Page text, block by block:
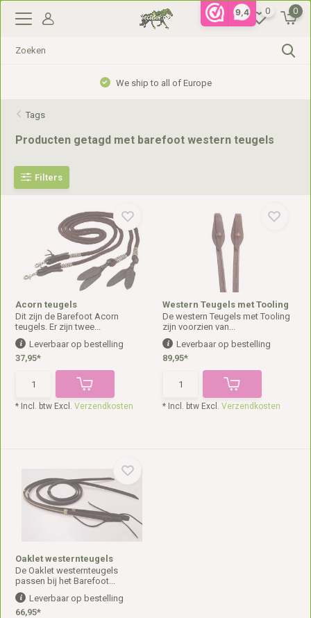
9,4 0 0
We ship to all of Europe
Tags
Producten getagd met barefoot western teugels
Filters
Acorn teugels
Dit zijn de Barefoot Acorn
teugels. Er zijn twee...
Leverbaar op bestelling
37,95*
* Incl. btw Excl.Verzendkosten
Western Teugels met Tooling
De western Teugels met Tooling
zijn voorzien van...
Leverbaar op bestelling
89,95*
* Incl. btw Excl. Verzendkosten
Oaklet westernteugels
De Oaklet westernteugels
passen bij het Barefoot...
Leverbaar op bestelling
66,95*